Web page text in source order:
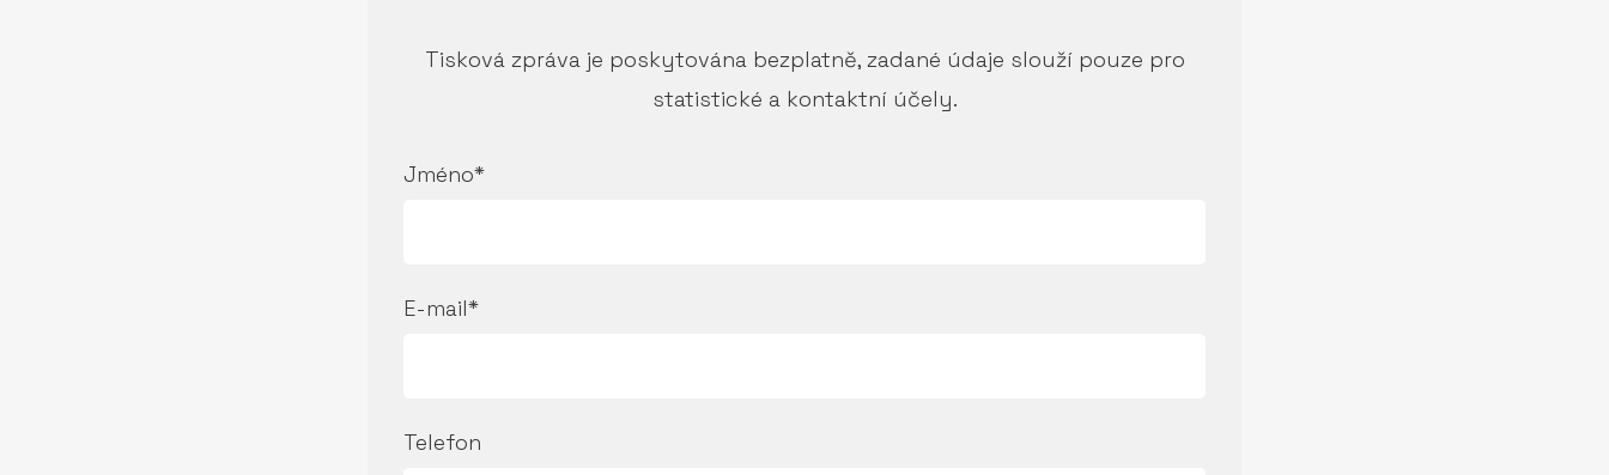
Tisková zpráva je poskytována bezplatně, zadané údaje slouží pouze pro
statistické a kontaktní účely.
Jméno*
E-mail*
Telefon